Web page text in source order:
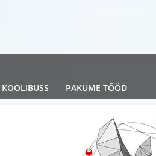
KOOLIBUSS PAKUME TÖÖD